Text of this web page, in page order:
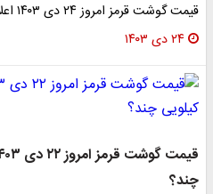
قیمت گوشت قرمز امروز ۲۴ دی ۱۴۰۳ اعلام شد.
۲۴ دی ۱۴۰۳
چند؟